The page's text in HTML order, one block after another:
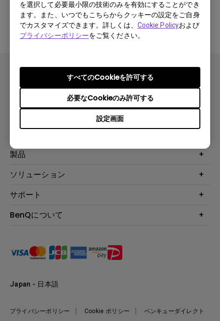
を選択して必要最小限の技術のみを有効にすることができ
ます。また、いつでもこちらからクッキーの設定をご自身
でカスタマイズできます。詳しくは、 Cookie Policyおよび
プライバシーポリシーをご覧ください。
設定画面
必要なCookieのみ許可する
すべてのCookieを許可する
関連マニュアルなし
製品
プロジェクター
照明
Webカメラ
ソリューション
ビジネス向け
知識ページ
AQCOLOR
e-Sports
サポート
サポート
製品保守サービス終了のご案内
BenQについて
リーダーシップ
ニュース
プライバシーポリシー Cookie ポリシー
ベンキューダイレクト
Japan - 日本語